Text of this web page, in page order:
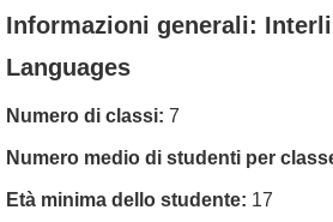
Informazioni generali:
Languages
Numero di classi: 7
Numero medio di studenti per
Età minima dello studente: 17